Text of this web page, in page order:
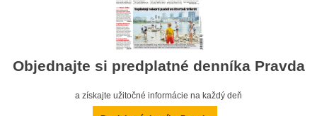
Objednajte si predplatné denníka Pravda
a získajte užitočné informácie na každý deň